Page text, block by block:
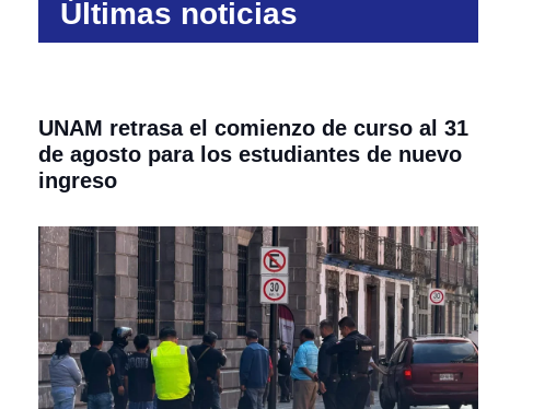
Últimas noticias
UNAM retrasa el comienzo de curso al 31
de agosto para los estudiantes de nuevo
ingreso